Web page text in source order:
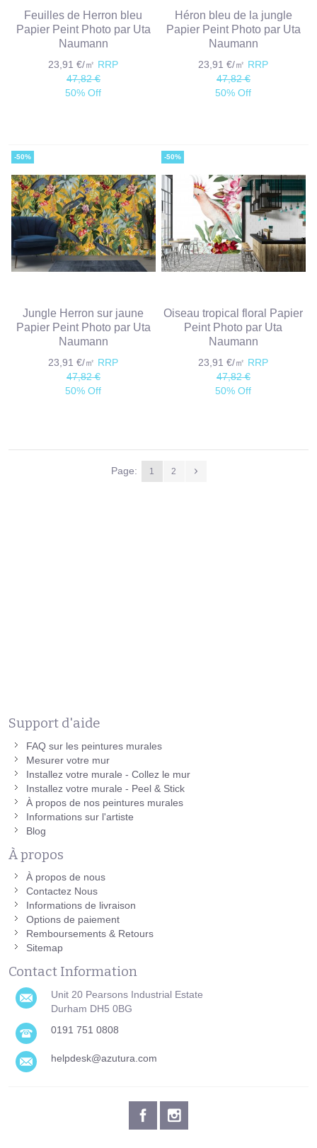
Feuilles de Herron bleu
Papier Peint Photo par Uta
Naumann
23,91 €/㎡ RRP
47,82 €
50% Off
Héron bleu de la jungle
Papier Peint Photo par Uta
Naumann
23,91 €/㎡ RRP
47,82 €
50% Off
-50%
Jungle Herron sur jaune
Papier Peint Photo par Uta
Naumann
23,91 €/㎡ RRP
47,82 €
50% Off
-50%
Oiseau tropical floral Papier
Peint Photo par Uta
Naumann
23,91 €/㎡ RRP
47,82 €
50% Off
Page: 1 2
Support d'aide
FAQ sur les peintures murales
Mesurer votre mur
Installez votre murale - Collez le mur
Installez votre murale - Peel & Stick
À propos de nos peintures murales
Informations sur l'artiste
Blog
À propos
À propos de nous
Contactez Nous
Informations de livraison
Options de paiement
Remboursements & Retours
Sitemap
Contact Information
Unit 20 Pearsons Industrial Estate
Durham DH5 0BG
0191 751 0808
helpdesk@azutura.com